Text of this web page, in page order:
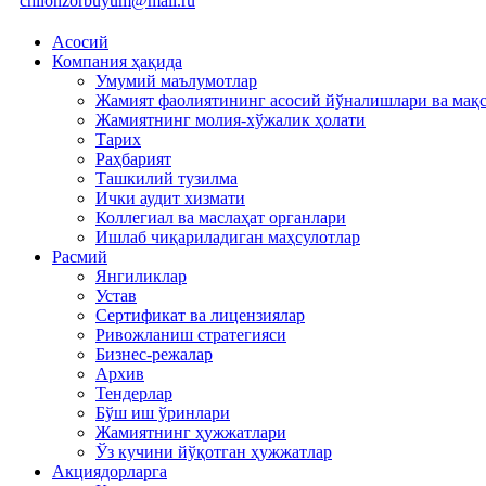
Асосий
Компания ҳақида
Умумий маълумотлар
Жамият фаолиятининг асосий йўналишлари ва
Жамиятнинг молия-хўжалик ҳолати
Тарих
Раҳбарият
Ташкилий тузилма
Ички аудит хизмати
Коллегиал ва маслаҳат органлари
Ишлаб чиқариладиган маҳсулотлар
Расмий
Янгиликлар
Устав
Сертификат ва лицензиялар
Ривожланиш стратегияси
Бизнес-режалар
Архив
Тендерлар
Бўш иш ўринлари
Жамиятнинг ҳужжатлари
Ўз кучини йўқотган ҳужжатлар
Акциядорларга